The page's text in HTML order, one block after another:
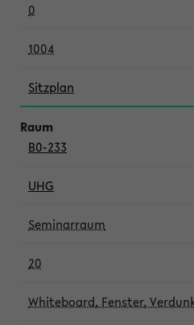
0
1004
Sitzplan
B0-233
UHG
Seminarraum
20
Whiteboard, Fenster,